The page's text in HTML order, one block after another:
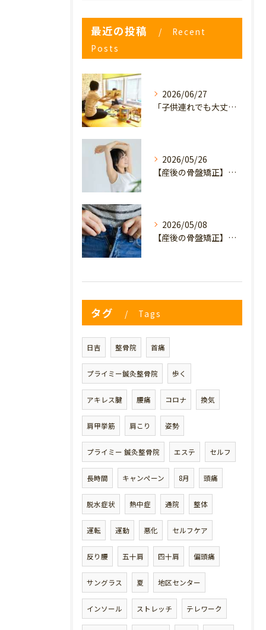
最近の投稿
Recent
Posts
2026/06/27
「子供連れでも大丈夫？」産後の腰痛・体型崩れに悩むママが、プライミー鍼灸整骨院を選ぶ3つの理由
2026/05/26
【産後の骨盤矯正】産後の原因不明なイライラ・疲れやすさは骨盤のせい？心と体を軽くするヒント
2026/05/08
【産後の骨盤矯正】妊娠前のデニムが履けない…
タグ Tags
日吉 整骨院 首痛
プライミー鍼灸整骨院 歩く
アキレス腱 腰痛 コロナ 換気
肩甲挙筋 肩こり 姿勢
プライミー 鍼灸整骨院 エステ セルフ
長時間 キャンペーン 8月 頭痛
脱水症状 熱中症 通院 整体
運転 運動 悪化 セルフケア
反り腰 五十肩 四十肩 偏頭痛
サングラス 夏 地区センター
インソール ストレッチ テレワーク